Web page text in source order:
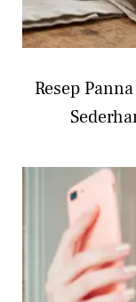
Resep